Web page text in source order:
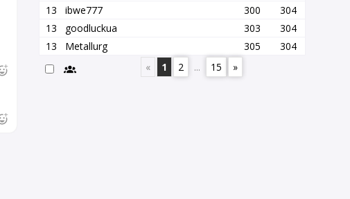
13
ibwe777 300
304
13
goodluckua 303
304
13
Metallurg 305
304
«
1 2 ... 15 »